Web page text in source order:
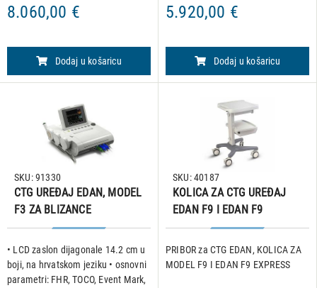
parametri: FHR, TOCO, Event Mark,
AFM • 24 satni retrogradni
8.060,00 €
Dodaj u košaricu
AFM • 24 satni retrogradni
preglednik krivulja • ugrađena
5.920,00 €
Dodaj u košaricu
CTG UREĐAJ EDAN, MODEL
F3 ZA BLIZANCE
• LCD zaslon dijagonale 14.2 cm u
boji, na hrvatskom jeziku • osnovni
parametri: FHR, TOCO, Event Mark,
SKU: 91330
KOLICA ZA CTG UREĐAJ
EDAN F9 I EDAN F9
EXPRESS
PRIBOR za CTG EDAN, KOLICA ZA
MODEL F9 I EDAN F9 EXPRESS
SKU: 40187